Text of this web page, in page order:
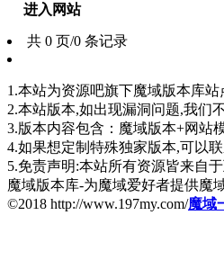
进入网站
共 0 页/0 条记录
1.本站为资源吧旗下魔域版本库站
2.本站版本,如出现漏洞问题,我们
3.版本内容包含：魔域版本+网站
4.如果想定制特殊独家版本,可以
5.免责声明:本站所有资源皆来自
魔域版本库-为魔域爱好者提供魔
©2018 http://www.197my.com/魔域